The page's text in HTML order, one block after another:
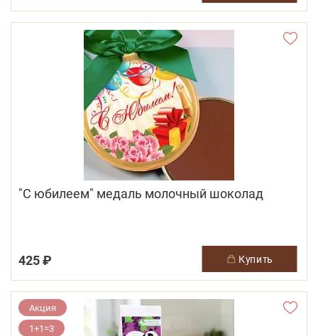
"С юбилеем" медаль молочный шоколад
425 ₽ купить
Акция
1+1=3